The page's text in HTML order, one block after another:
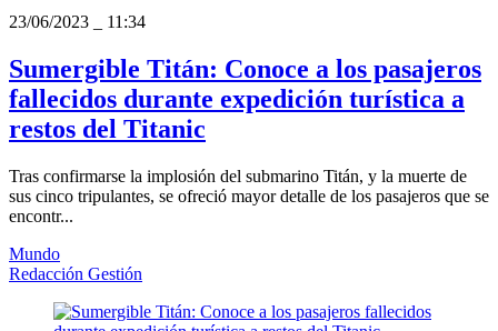
23/06/2023
11:34
Sumergible Titán: Conoce a los pasajeros
fallecidos durante expedición turística a
restos del Titanic
Tras confirmarse la implosión del submarino Titán, y la muerte de
sus cinco tripulantes, se ofreció mayor detalle de los pasajeros que se
encontr...
Mundo
Redacción Gestión